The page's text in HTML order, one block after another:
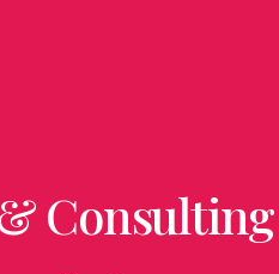
Consulting